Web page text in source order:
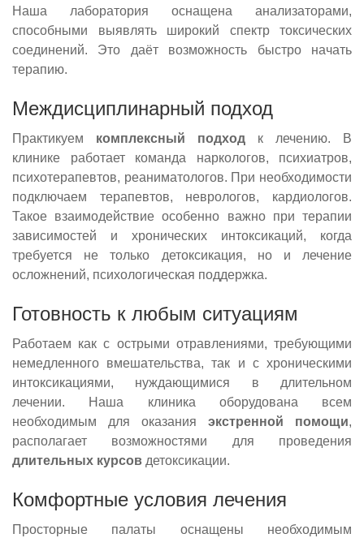
Наша лаборатория оснащена анализаторами,
способными выявлять широкий спектр токсических
соединений. Это даёт возможность быстро начать
терапию.
Междисциплинарный подход
Практикуем комплексный подход к лечению. В
клинике работает команда наркологов, психиатров,
психотерапевтов, реаниматологов. При необходимости
подключаем терапевтов, неврологов, кардиологов.
Такое взаимодействие особенно важно при терапии
зависимостей и хронических интоксикаций, когда
требуется не только детоксикация, но и лечение
осложнений, психологическая поддержка.
Готовность к любым ситуациям
Работаем как с острыми отравлениями, требующими
немедленного вмешательства, так и с хроническими
интоксикациями, нуждающимися в длительном
лечении. Наша клиника оборудована всем
необходимым для оказания экстренной помощи,
располагает возможностями для проведения
длительных курсов детоксикации.
Комфортные условия лечения
Просторные палаты оснащены необходимым